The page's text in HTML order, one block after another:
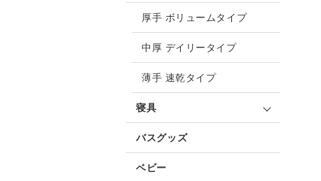
厚手 ボリュームタイプ
中厚 デイリータイプ
薄手 速乾タイプ
寝具
バスグッズ
ベビー